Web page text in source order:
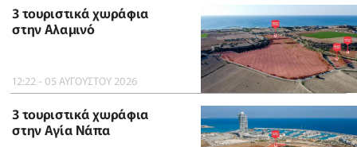
3 τουριστικά χωράφια
στην Αλαμινό
12:22 - 05 ΑΥΓΟΥΣΤΟΥ 2026
3 τουριστικά χωράφια
στην Αγία Νάπα